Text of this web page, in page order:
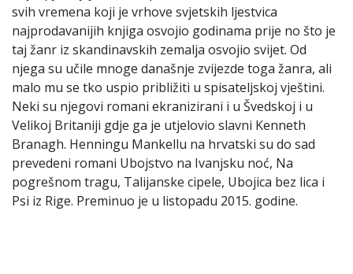
svih vremena koji je vrhove svjetskih ljestvica
najprodavanijih knjiga osvojio godinama prije no što je
taj žanr iz skandinavskih zemalja osvojio svijet. Od
njega su učile mnoge današnje zvijezde toga žanra, ali
malo mu se tko uspio približiti u spisateljskoj vještini.
Neki su njegovi romani ekranizirani i u Švedskoj i u
Velikoj Britaniji gdje ga je utjelovio slavni Kenneth
Branagh. Henningu Mankellu na hrvatski su do sad
prevedeni romani Ubojstvo na Ivanjsku noć, Na
pogrešnom tragu, Talijanske cipele, Ubojica bez lica i
Psi iz Rige. Preminuo je u listopadu 2015. godine.